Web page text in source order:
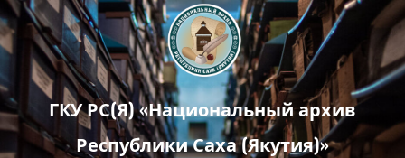
ГКУ РС(Я) «Национальный архив
Республики Саха (Якутия)»